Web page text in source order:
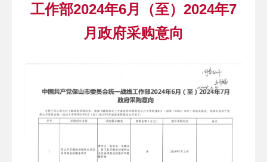
工作部2024年6月（至）2024年7
月政府采购意向